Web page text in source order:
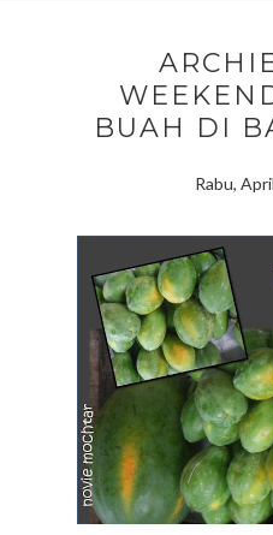
BUAH DI
Rabu,